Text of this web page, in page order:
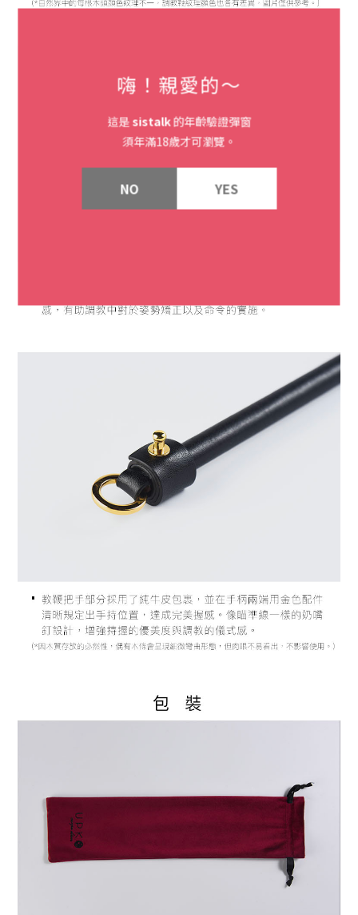
嗨！親愛的～
這是 sistalk的年齡驗證彈窗
須年滿18歲才可瀏覽。
NO YES